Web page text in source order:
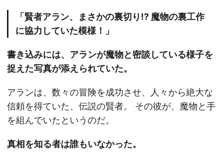
「賢者アラン、まさかの裏切り!? 魔物の裏工作
に協力していた模様！」
書き込みには、アランが魔物と密談している様子を
捉えた写真が添えられていた。
アランは、数々の冒険を成功させ、人々から絶大な
信頼を得ていた、伝説の賢者。 その彼が、魔物と手
を組んでいたというのだ。
真相を知る者は誰もいなかった。